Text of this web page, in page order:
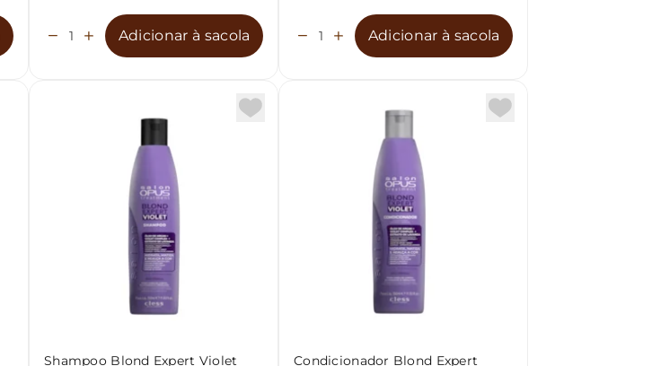
Adicionar à sacola Adicionar à sacola
Shampoo Blond Expert Violet
Condicionador Blond Expert